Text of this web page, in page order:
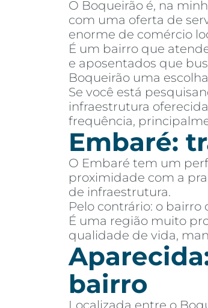
O Boqueirão é, na
com uma oferta de
enorme de comércio
É um bairro que
e aposentados que
Boqueirão uma
Se você está
infraestrutura
frequência,
Embaré:
O Embaré tem um
proximidade com a
de infraestrutura.
Pelo contrário: o bairro
É uma região muito
qualidade de vida,
bairro
Localizada entre o